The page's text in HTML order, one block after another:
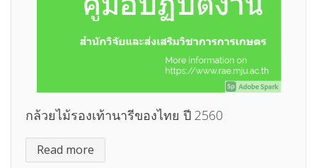
กล้วยไม้รองเท้านารีของไทย ปี 2560
Read more